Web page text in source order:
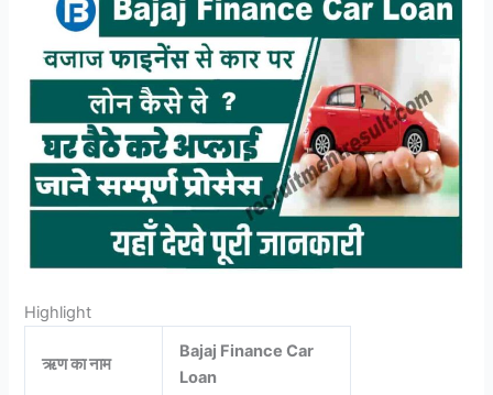
Highlight
ऋण का नाम
Bajaj Finance Car
Loan